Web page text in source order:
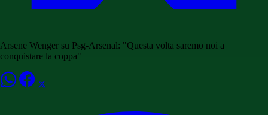
Arsene Wenger su Psg-Arsenal: "Questa volta saremo noi a
conquistare la coppa"